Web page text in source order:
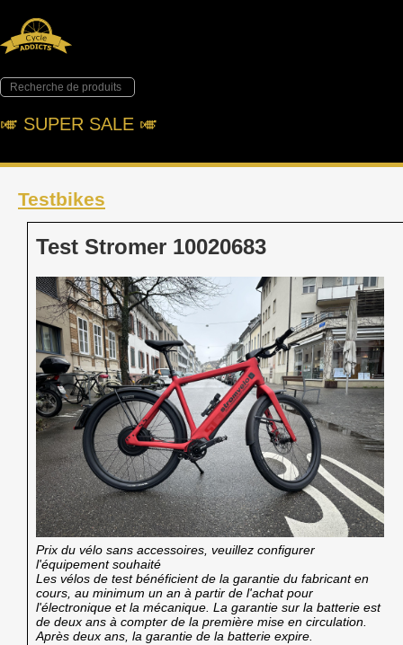
🎺︎ SUPER SALE 🎺︎
Testbikes
Test Stromer 10020683
Prix du vélo sans accessoires, veuillez configurer
l'équipement souhaité
Les vélos de test bénéficient de la garantie du fabricant en
cours, au minimum un an à partir de l'achat pour
l'électronique et la mécanique. La garantie sur la batterie est
de deux ans à compter de la première mise en circulation.
Après deux ans, la garantie de la batterie expire.